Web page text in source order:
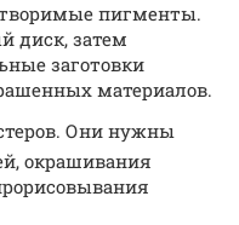
пигменты.
диск, затем
заготовки
материалов.
Они нужны
окрашивания